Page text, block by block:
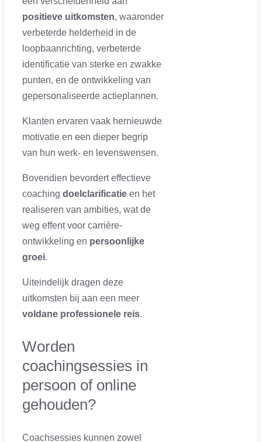
positieve uitkomsten, waaronder
verbeterde helderheid in de
loopbaanrichting, verbeterde
identificatie van sterke en zwakke
punten, en de ontwikkeling van
gepersonaliseerde actieplannen.
Klanten ervaren vaak hernieuwde
motivatie en een dieper begrip
van hun werk- en levenswensen.
Bovendien bevordert effectieve
coaching doelclarificatie en het
realiseren van ambities, wat de
weg effent voor carrière-
ontwikkeling en persoonlijke
groei.
Uiteindelijk dragen deze
uitkomsten bij aan een meer
voldane professionele reis.
Worden
coachingsessies in
persoon of online
gehouden?
Coachsessies kunnen zowel